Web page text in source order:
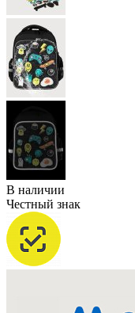
В наличии
Честный знак